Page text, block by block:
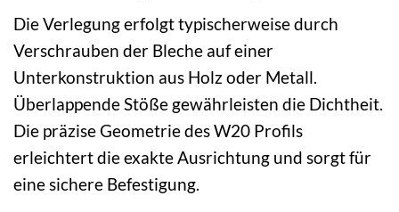
Die Verlegung erfolgt typischerweise durch
Verschrauben der Bleche auf einer
Unterkonstruktion aus Holz oder Metall.
Überlappende Stöße gewährleisten die Dichtheit.
Die präzise Geometrie des W20 Profils
erleichtert die exakte Ausrichtung und sorgt für
eine sichere Befestigung.